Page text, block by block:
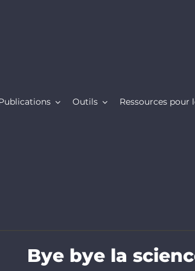
Outils Ressources pour
Bye bye la